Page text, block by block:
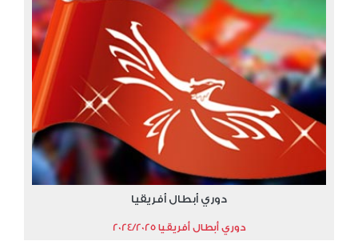
دوري أبطال أفريقيا
دوري أبطال أفريقيا 2024/2025